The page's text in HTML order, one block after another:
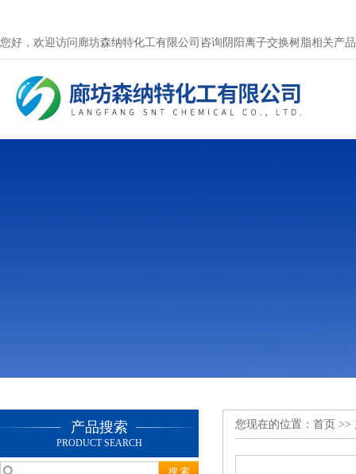
您好，欢迎访问廊坊森纳特化工有限公司咨询阴阳离子交换树脂相关产
产品搜索
PRODUCT SEARCH
您现在的位置： 首页 >>